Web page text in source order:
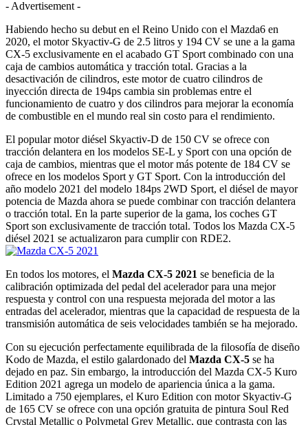
- Advertisement -
Habiendo hecho su debut en el Reino Unido con el Mazda6 en
2020, el motor Skyactiv-G de 2.5 litros y 194 CV se une a la gama
CX-5 exclusivamente en el acabado GT Sport combinado con una
caja de cambios automática y tracción total. Gracias a la
desactivación de cilindros, este motor de cuatro cilindros de
inyección directa de 194ps cambia sin problemas entre el
funcionamiento de cuatro y dos cilindros para mejorar la economía
de combustible en el mundo real sin costo para el rendimiento.
El popular motor diésel Skyactiv-D de 150 CV se ofrece con
tracción delantera en los modelos SE-L y Sport con una opción de
caja de cambios, mientras que el motor más potente de 184 CV se
ofrece en los modelos Sport y GT Sport. Con la introducción del
año modelo 2021 del modelo 184ps 2WD Sport, el diésel de mayor
potencia de Mazda ahora se puede combinar con tracción delantera
o tracción total. En la parte superior de la gama, los coches GT
Sport son exclusivamente de tracción total. Todos los Mazda CX-5
diésel 2021 se actualizaron para cumplir con RDE2.
En todos los motores, el Mazda CX-5 2021 se beneficia de la
calibración optimizada del pedal del acelerador para una mejor
respuesta y control con una respuesta mejorada del motor a las
entradas del acelerador, mientras que la capacidad de respuesta de la
transmisión automática de seis velocidades también se ha mejorado.
Con su ejecución perfectamente equilibrada de la filosofía de diseño
Kodo de Mazda, el estilo galardonado del Mazda CX-5 se ha
dejado en paz. Sin embargo, la introducción del Mazda CX-5 Kuro
Edition 2021 agrega un modelo de apariencia única a la gama.
Limitado a 750 ejemplares, el Kuro Edition con motor Skyactiv-G
de 165 CV se ofrece con una opción gratuita de pintura Soul Red
Crystal Metallic o Polymetal Grey Metallic, que contrasta con las